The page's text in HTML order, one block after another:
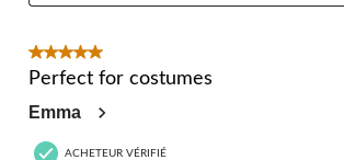
5 étoile(s) sur 5.
Perfect for costumes
Emma
ACHETEUR VÉRIFIÉ